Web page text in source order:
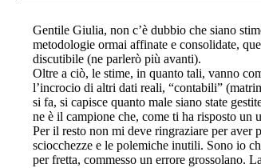
Gentile Giulia, non c’è dubbio che siano
metodologie ormai affinate e consolidate,
discutibile (ne parlerò più avanti).
Oltre a ciò, le stime, in quanto tali, vanno
l’incrocio di altri dati reali, “contabili”
si fa, si capisce quanto male siano state
ne è il campione che, come ti ha risposto un
Per il resto non mi deve ringraziare per aver
sciocchezze e le polemiche inutili. Sono io
per fretta, commesso un errore grossolano.